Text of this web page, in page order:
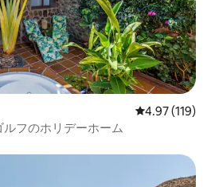
レビュー119
4.97 (119)
フのホリデーホーム